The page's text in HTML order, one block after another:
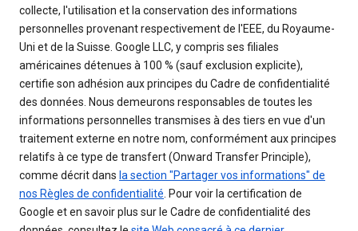
collecte, l'utilisation et la conservation des informations
personnelles provenant respectivement de l'EEE, du Royaume-
Uni et de la Suisse. Google LLC, y compris ses filiales
américaines détenues à 100 % (sauf exclusion explicite),
certifie son adhésion aux principes du Cadre de confidentialité
des données. Nous demeurons responsables de toutes les
informations personnelles transmises à des tiers en vue d'un
traitement externe en notre nom, conformément aux principes
relatifs à ce type de transfert (Onward Transfer Principle),
comme décrit dans la section "Partager vos informations" de
nos Règles de confidentialité. Pour voir la certification de
Google et en savoir plus sur le Cadre de confidentialité des